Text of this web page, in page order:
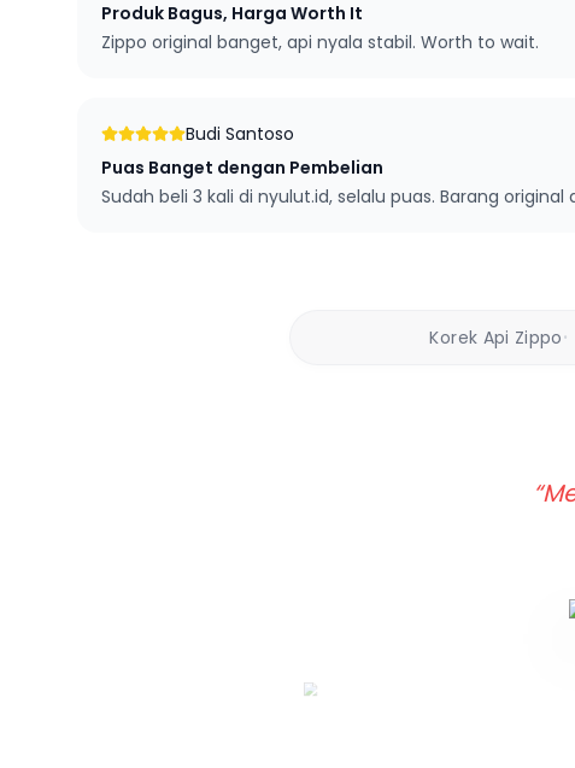
Produk Bagus, Harga Worth It
Zippo original banget, api nyala stabil. Worth to wait.
Budi Santoso
Puas Banget dengan Pembelian
Sudah beli 3 kali di nyulut.id, selalu puas. Barang original
Korek Api Zippo •